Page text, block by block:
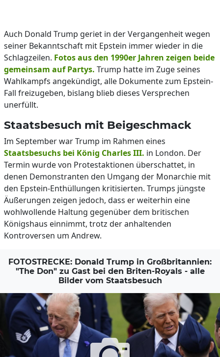
Auch Donald Trump geriet in der Vergangenheit wegen
seiner Bekanntschaft mit Epstein immer wieder in die
Schlagzeilen. Fotos aus den 1990er Jahren zeigen beide
gemeinsam auf Partys. Trump hatte im Zuge seines
Wahlkampfs angekündigt, alle Dokumente zum Epstein-
Fall freizugeben, bislang blieb dieses Versprechen
unerfüllt.
Staatsbesuch mit Beigeschmack
Im September war Trump im Rahmen eines
Staatsbesuchs bei König Charles III. in London. Der
Termin wurde von Protestaktionen überschattet, in
denen Demonstranten den Umgang der Monarchie mit
den Epstein-Enthüllungen kritisierten. Trumps jüngste
Äußerungen zeigen jedoch, dass er weiterhin eine
wohlwollende Haltung gegenüber dem britischen
Königshaus einnimmt, trotz der anhaltenden
Kontroversen um Andrew.
FOTOSTRECKE: Donald Trump in Großbritannien:
"The Don" zu Gast bei den Briten-Royals - alle
Bilder vom Staatsbesuch